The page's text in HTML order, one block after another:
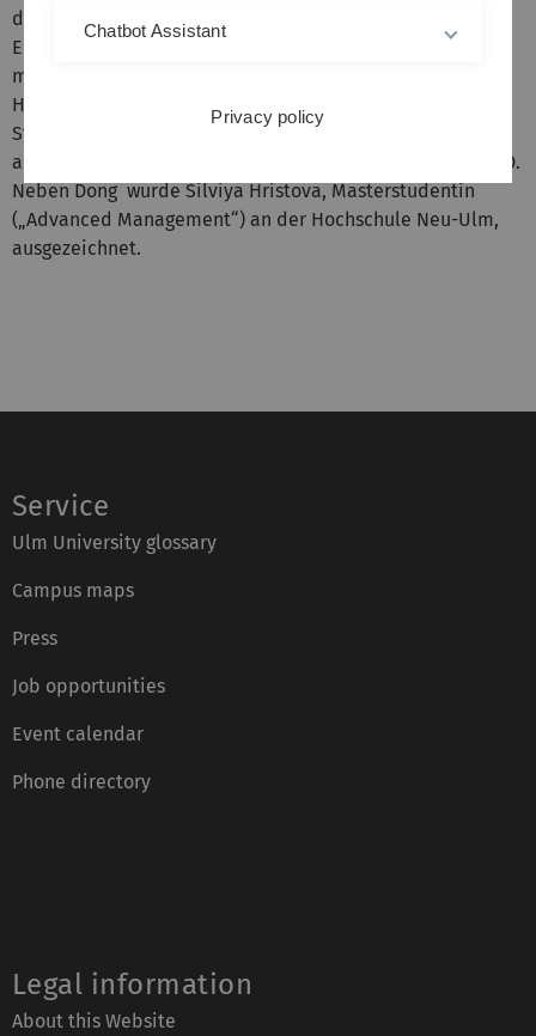
der Uni Ulm mit dem Diplom abschließen. Bei einem
Empfang internationaler Studierender im Ulmer Rathaus
mit Oberbürgermeister Ivo Gönner und
Hochschulvertretern überreichte Professor Ulrich
Stadtmüller, Vizepräsident für Lehre und Internationales
an der Universität Ulm, Ruiju Dong die Urkunde des DAAD.
Neben Dong wurde Silviya Hristova, Masterstudentin
(„Advanced Management“) an der Hochschule Neu-Ulm,
ausgezeichnet.
Service
Ulm University glossary
Campus maps
Press
Job opportunities
Event calendar
Phone directory
Legal information
About this Website
Chatbot Assistant
Privacy policy